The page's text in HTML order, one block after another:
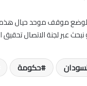
عبر لجنة الاتصال تحقيق
حكومة